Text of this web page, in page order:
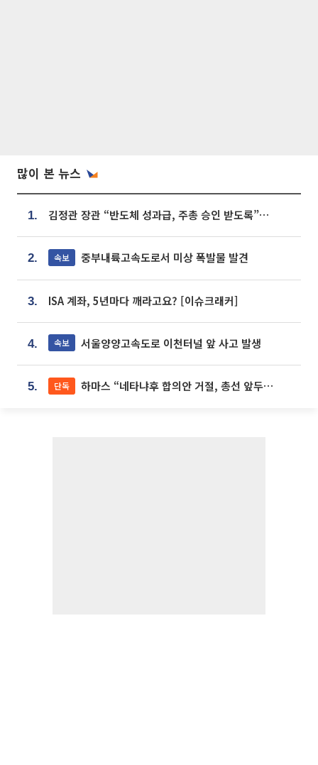
많이 본 뉴스
1. 김정관 장관 “반도체 성과급, 주총 승인 받도록”…상법·자본시장법 개정 시사
2. 속보 중부내륙고속도로서 미상 폭발물 발견
3. ISA 계좌, 5년마다 깨라고요? [이슈크래커]
4. 속보 서울양양고속도로 이천터널 앞 사고 발생
5. 단독 하마스 “네타냐후 합의안 거절, 총선 앞두고 시간 끌기”